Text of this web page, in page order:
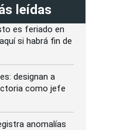
leídas
es feriado en
si habrá fin de
designan a
como jefe
anomalías